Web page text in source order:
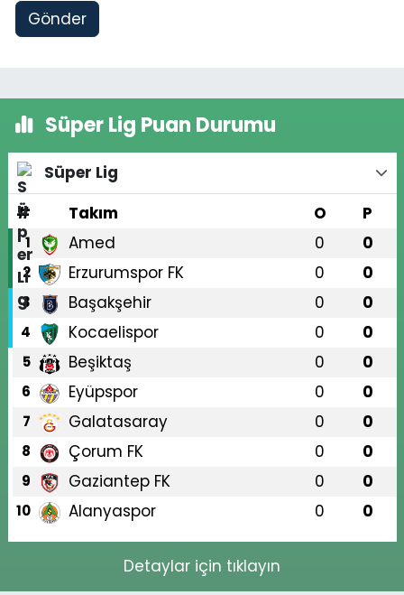
Gönder
Süper Lig Puan Durumu
Süper Lig
#
Takım O P
1 Amed 0 0
2 Erzurumspor FK 0 0
3 Başakşehir 0 0
4 Kocaelispor 0 0
5 Beşiktaş 0 0
6 Eyüpspor 0 0
7 Galatasaray 0 0
8 Çorum FK 0 0
9 Gaziantep FK 0 0
10 Alanyaspor 0 0
Detaylar için tıklayın